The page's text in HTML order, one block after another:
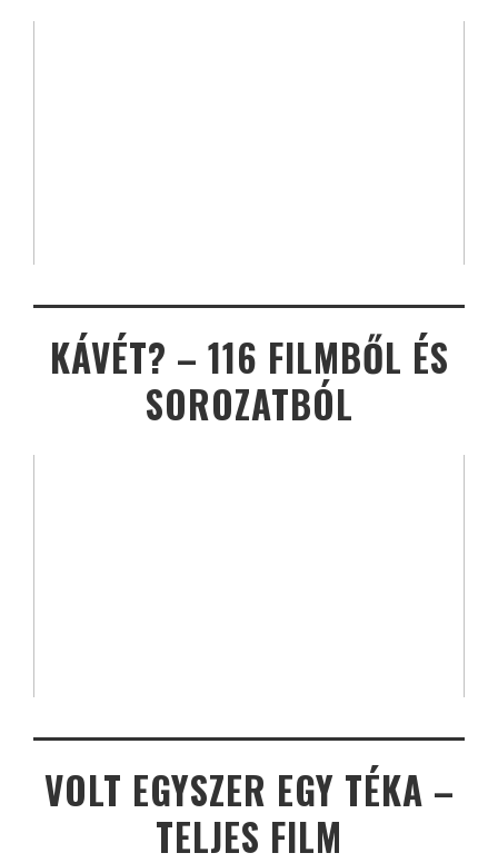
KÁVÉT? – 116 FILMBŐL ÉS
SOROZATBÓL
VOLT EGYSZER EGY TÉKA –
TELJES FILM